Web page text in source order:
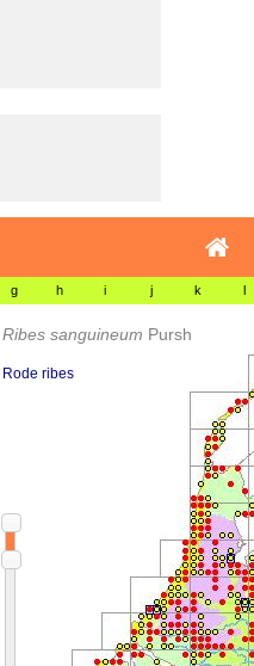
g h i j k l
Ribes sanguineum Pursh
Rode ribes